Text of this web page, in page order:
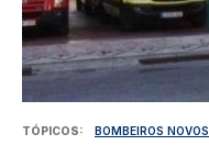
TÓPICOS BOMBEIROS NOVOS